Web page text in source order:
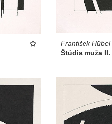
František Hübel
Štúdia muža II.